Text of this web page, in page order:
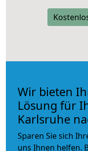
Wir bieten
Lösung für
Karlsruhe
Sparen Sie sich
uns Ihnen helfen.